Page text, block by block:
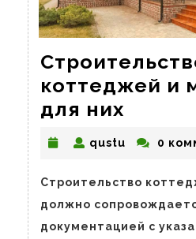
коттеджей и
для них
для
них
qustu qustu0
Строительство
должно
документацией с